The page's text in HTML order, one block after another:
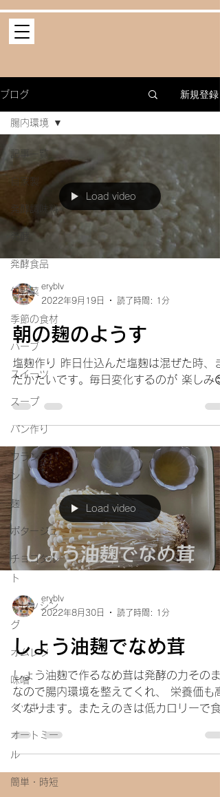
ブログ 新規登録
記事一覧
自家製
発酵調味料
発酵食品
旬野菜
季節の食材
ハーブ
スイーツ
スープ
パン作り
フランスパ
ン
麹
ポタージュ
チョコタル
ト
ドレッシン
グ
オムレツ
味噌
クッキー
オートミー
ル
簡単・時短
腸内環境
Load video
eryblv
2022年9月19日
読了時間: 1分
朝の麹のようす
塩麹作り 昨日仕込んだ塩麹は混ぜた時、ま
だかたいです。毎日変化するのが 楽しみ😊
Load video
eryblv
2022年8月30日
読了時間: 1分
しょう油麹でなめ茸
しょう油麹で作るなめ茸は発酵の力そのま
なので腸内環境を整えてくれ、 栄養価も高
くなります。またえのきは低カロリーで食
点の食材です。白いご飯を少し冷ましてか
ら、えのきをたっぷり のせて